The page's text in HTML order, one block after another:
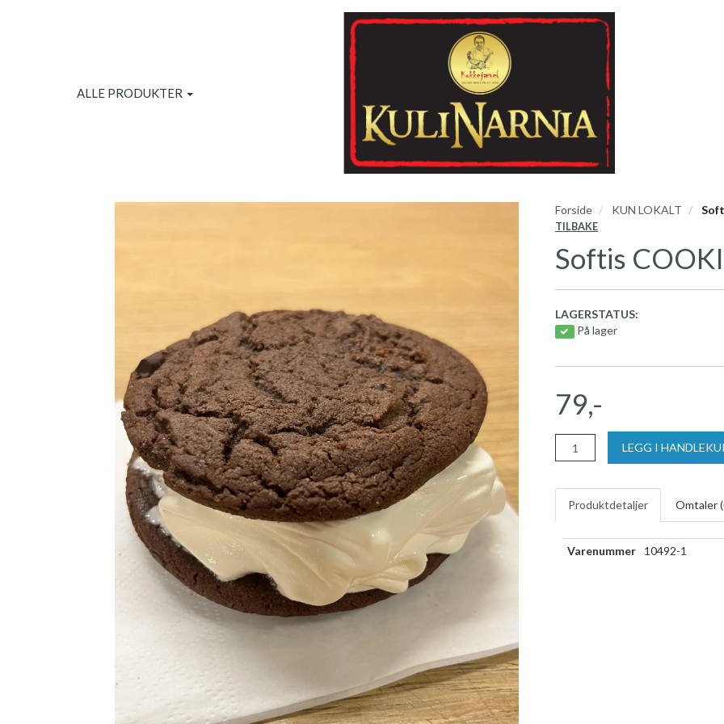
ALLE PRODUKTER
Forside KUN LOKALT
TILBAKE
Softis
LAGERSTATUS:
På lager
79,-
LEGG I
Produktdetaljer Omtaler (
Varenummer 10492-1